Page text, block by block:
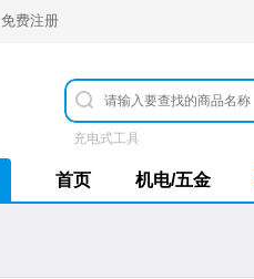
免费注册
充电式工具
首页 机电/五金